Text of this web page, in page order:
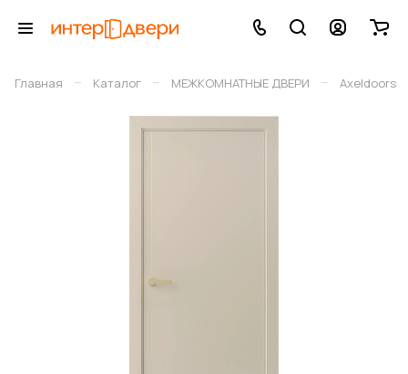
Главная – Каталог – МЕЖКОМНАТНЫЕ ДВЕРИ – Axeldoors